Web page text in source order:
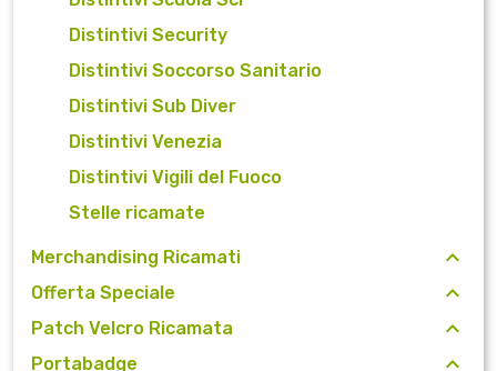
Distintivi Security
Distintivi Soccorso Sanitario
Distintivi Sub Diver
Distintivi Venezia
Distintivi Vigili del Fuoco
Stelle ricamate
Merchandising Ricamati
Offerta Speciale
Patch Velcro Ricamata
Portabadge